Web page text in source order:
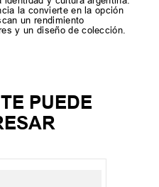
la convierte en la opción
un rendimiento
y un diseño de colección.
PUEDE